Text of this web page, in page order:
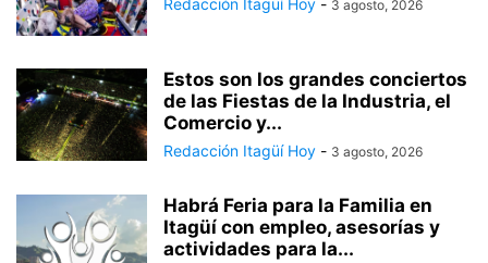
Redacción Itagüí Hoy - 3 agosto, 2026
Estos son los grandes conciertos
de las Fiestas de la Industria, el
Comercio y...
Redacción Itagüí Hoy - 3 agosto, 2026
Habrá Feria para la Familia en
Itagüí con empleo, asesorías y
actividades para la...